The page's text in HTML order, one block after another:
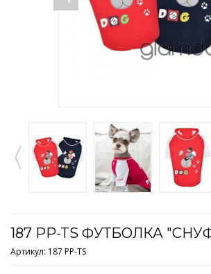
187 PP-TS ФУТБОЛКА
Артикул: 187 PP-TS